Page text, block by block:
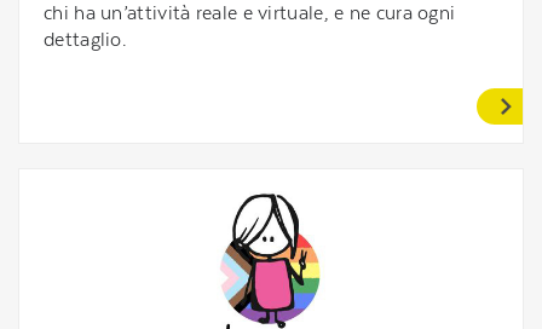
chi ha un’attività reale e virtuale, e ne cura ogni
dettaglio.